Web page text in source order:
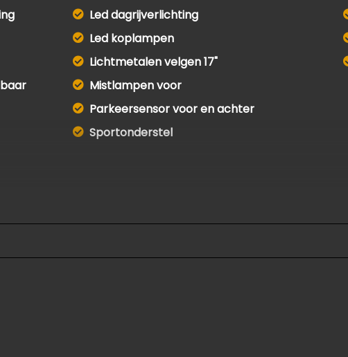
Led dagrijverlichting
Led koplampen
Lichtmetalen velgen 17"
Mistlampen voor
Parkeersensor voor en achter
Sportonderstel